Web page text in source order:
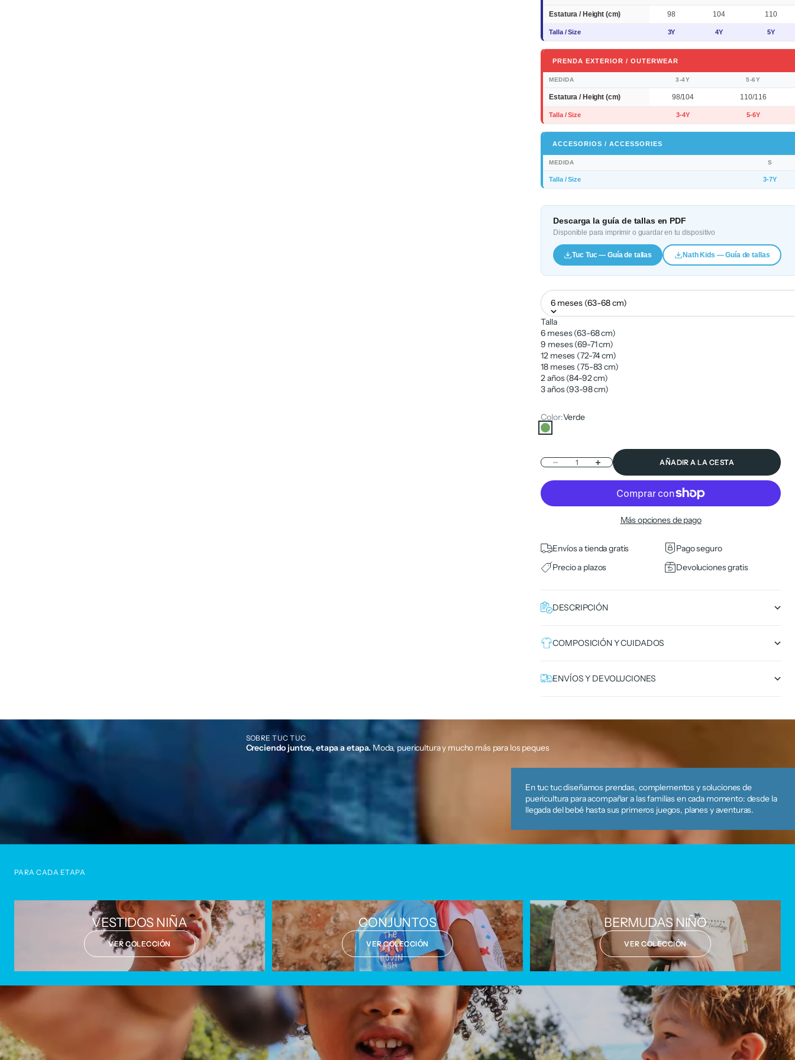
Estatura / Height (cm) 98 104 110
Talla / Size 3Y 4Y 5Y
PRENDA EXTERIOR / OUTERWEAR
MEDIDA 3-4Y 5-6Y
Estatura / Height (cm) 98/104 110/116
Talla / Size 3-4Y 5-6Y
ACCESORIOS / ACCESSORIES
MEDIDA S
Talla / Size 3-7Y
Descarga la guía de tallas en PDF
Disponible para imprimir o guardar en tu dispositivo
Tuc Tuc — Guía de tallas Nath Kids — Guía de tallas
6 meses (63-68 cm)
Talla
6 meses (63-68 cm)
9 meses (69-71 cm)
12 meses (72-74 cm)
18 meses (75-83 cm)
2 años (84-92 cm)
3 años (93-98 cm)
Color:Verde
Verde
Reducir cantidadAumentar cantidad AÑADIR A LA CESTA
Más opciones de pago
Envíos a tienda gratis
Pago seguro
Precio a plazos
Devoluciones gratis
DESCRIPCIÓN
COMPOSICIÓN Y CUIDADOS
ENVÍOS Y DEVOLUCIONES
SOBRE TUC TUC
Creciendo juntos, etapa a etapa. Moda, puericultura y mucho más para los peques
En tuc tuc diseñamos prendas, complementos y soluciones de
puericultura para acompañar a las familias en cada momento: desde la
llegada del bebé hasta sus primeros juegos, planes y aventuras.
PARA CADA ETAPA
VESTIDOS NIÑA
VER COLECCIÓN
CONJUNTOS
VER COLECCIÓN
BERMUDAS NIÑO
VER COLECCIÓN